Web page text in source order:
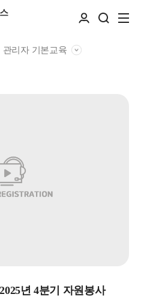
관리자 기본교육
년 4분기 자원봉사